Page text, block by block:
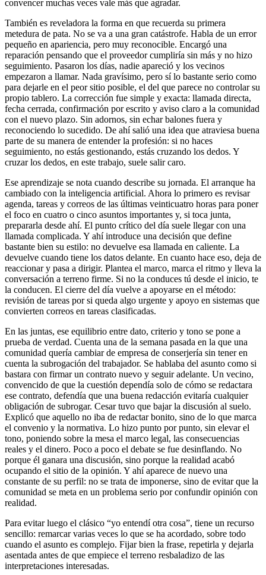
convencer muchas veces vale más que agradar.
También es reveladora la forma en que recuerda su primera
metedura de pata. No se va a una gran catástrofe. Habla de un error
pequeño en apariencia, pero muy reconocible. Encargó una
reparación pensando que el proveedor cumpliría sin más y no hizo
seguimiento. Pasaron los días, nadie apareció y los vecinos
empezaron a llamar. Nada gravísimo, pero sí lo bastante serio como
para dejarle en el peor sitio posible, el del que parece no controlar su
propio tablero. La corrección fue simple y exacta: llamada directa,
fecha cerrada, confirmación por escrito y aviso claro a la comunidad
con el nuevo plazo. Sin adornos, sin echar balones fuera y
reconociendo lo sucedido. De ahí salió una idea que atraviesa buena
parte de su manera de entender la profesión: si no haces
seguimiento, no estás gestionando, estás cruzando los dedos. Y
cruzar los dedos, en este trabajo, suele salir caro.
Ese aprendizaje se nota cuando describe su jornada. El arranque ha
cambiado con la inteligencia artificial. Ahora lo primero es revisar
agenda, tareas y correos de las últimas veinticuatro horas para poner
el foco en cuatro o cinco asuntos importantes y, si toca junta,
prepararla desde ahí. El punto crítico del día suele llegar con una
llamada complicada. Y ahí introduce una decisión que define
bastante bien su estilo: no devuelve esa llamada en caliente. La
devuelve cuando tiene los datos delante. En cuanto hace eso, deja de
reaccionar y pasa a dirigir. Plantea el marco, marca el ritmo y lleva la
conversación a terreno firme. Si no la conduces tú desde el inicio, te
la conducen. El cierre del día vuelve a apoyarse en el método:
revisión de tareas por si queda algo urgente y apoyo en sistemas que
convierten correos en tareas clasificadas.
En las juntas, ese equilibrio entre dato, criterio y tono se pone a
prueba de verdad. Cuenta una de la semana pasada en la que una
comunidad quería cambiar de empresa de conserjería sin tener en
cuenta la subrogación del trabajador. Se hablaba del asunto como si
bastara con firmar un contrato nuevo y seguir adelante. Un vecino,
convencido de que la cuestión dependía solo de cómo se redactara
ese contrato, defendía que una buena redacción evitaría cualquier
obligación de subrogar. Cesar tuvo que bajar la discusión al suelo.
Explicó que aquello no iba de redactar bonito, sino de lo que marca
el convenio y la normativa. Lo hizo punto por punto, sin elevar el
tono, poniendo sobre la mesa el marco legal, las consecuencias
reales y el dinero. Poco a poco el debate se fue desinflando. No
porque él ganara una discusión, sino porque la realidad acabó
ocupando el sitio de la opinión. Y ahí aparece de nuevo una
constante de su perfil: no se trata de imponerse, sino de evitar que la
comunidad se meta en un problema serio por confundir opinión con
realidad.
Para evitar luego el clásico “yo entendí otra cosa”, tiene un recurso
sencillo: remarcar varias veces lo que se ha acordado, sobre todo
cuando el asunto es complejo. Fijar bien la frase, repetirla y dejarla
asentada antes de que empiece el terreno resbaladizo de las
interpretaciones interesadas.